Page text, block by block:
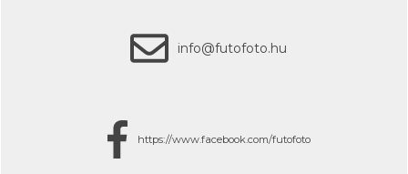
info@futofoto.hu
https://www.facebook.com/futofoto